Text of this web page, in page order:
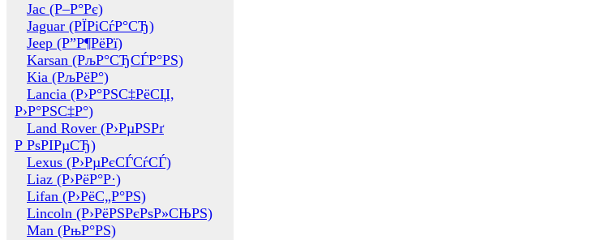
Jac (Р–Р°Рє)
Jaguar (РЇРіСѓР°СЂ)
Jeep (Р”Р¶РёРї)
Karsan (РљР°СЂСЃР°РЅ)
Kia (РљРёР°)
Lancia (Р›Р°РЅС‡РёСЏ,
Р›Р°РЅС‡Р°)
Land Rover (Р›РµРЅРґ
Р РѕРІРµСЂ)
Lexus (Р›РµРєСЃСѓСЃ)
Liaz (Р›РёР°Р·)
Lifan (Р›РёС„Р°РЅ)
Lincoln (Р›РёРЅРєРѕР»СЊРЅ)
Man (РњР°РЅ)